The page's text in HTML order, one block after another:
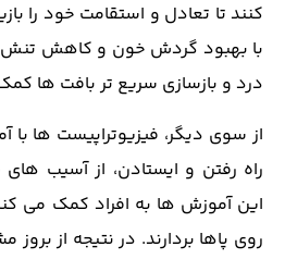
کنند تا تعادل و استقامت خود را
با بهبود گردش خون و کاهش تنش‌
درد و بازسازی سریع ‌تر بافت ‌ها
از سوی دیگر، فیزیوتراپیست ‌ها
راه رفتن و ایستادن، از آسیب‌
این آموزش ‌ها به افراد کمک می
روی پاها بردارند. در نتیجه از بروز